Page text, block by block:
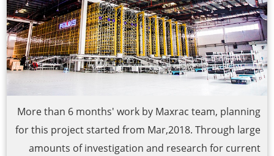
More than 6 months' work by Maxrac team, planning
for this project started from Mar,2018. Through large
amounts of investigation and research for current